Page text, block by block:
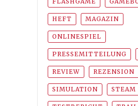
HEFT MAGAZIN
ONLINESPIEL
PRESSEMITTEILUNG
REVIEW REZENSION
SIMULATION STEAM